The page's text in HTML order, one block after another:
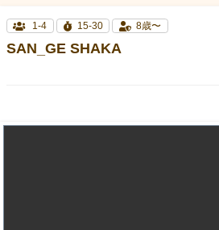
1-4 15-30 8歳〜
SAN_GE SHAKA